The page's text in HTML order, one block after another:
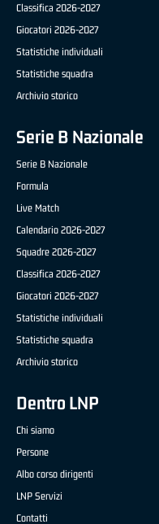
Classifica 2026-2027
Giocatori 2026-2027
Statistiche individuali
Statistiche squadra
Archivio storico
Serie B Nazionale
Serie B Nazionale
Formula
Live Match
Calendario 2026-2027
Squadre 2026-2027
Classifica 2026-2027
Giocatori 2026-2027
Statistiche individuali
Statistiche squadra
Archivio storico
Dentro LNP
Chi siamo
Persone
Albo corso dirigenti
LNP Servizi
Contatti